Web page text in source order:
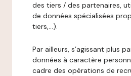
des tiers / des partenaires,
de données spécialisées
tiers,…).
Par ailleurs, s’agissant plus
données à caractère
cadre des opérations de